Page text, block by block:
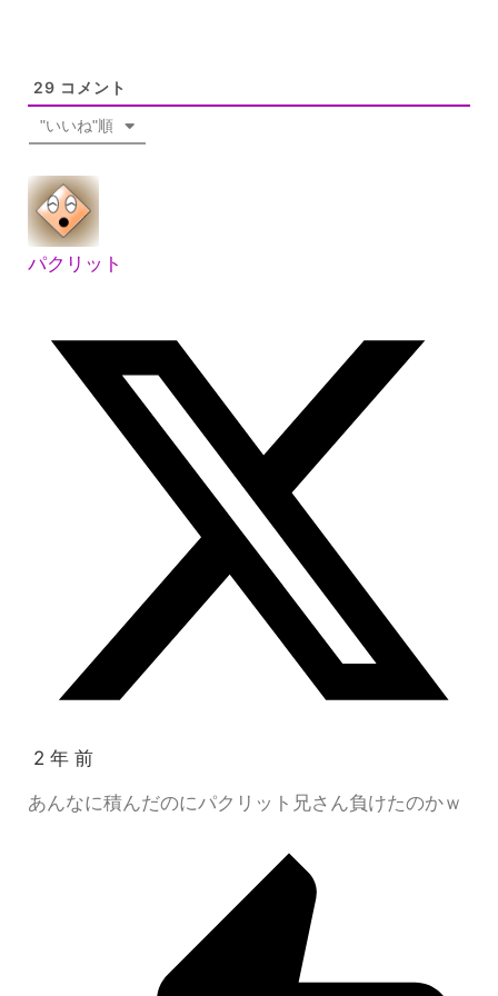
29 コメント
"いいね"順
パクリット
2 年 前
あんなに積んだのにパクリット兄さん負けたのかｗ